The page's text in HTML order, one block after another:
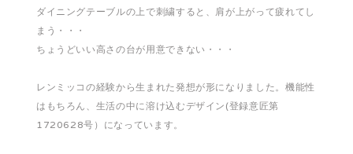
ダイニングテーブルの上で刺繍すると、肩が上がって疲れてし
まう・・・
ちょうどいい高さの台が用意できない・・・
レンミッコの経験から生まれた発想が形になりました。機能性
はもちろん、生活の中に溶け込むデザイン(登録意匠第
1720628号）になっています。